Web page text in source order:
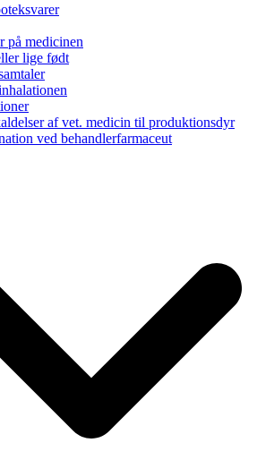
på medicinen
lige født
af vet. medicin til produktionsdyr
ved behandlerfarmaceut